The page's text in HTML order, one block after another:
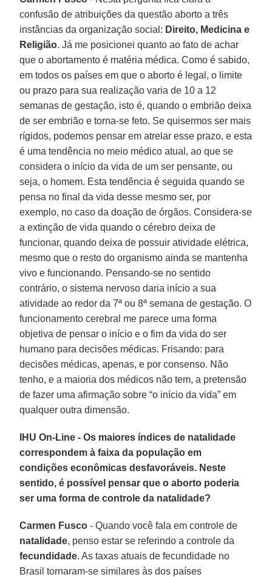
confusão de atribuições da questão aborto a três
instâncias da organização social: Direito, Medicina e
Religião. Já me posicionei quanto ao fato de achar
que o abortamento é matéria médica. Como é sabido,
em todos os países em que o aborto é legal, o limite
ou prazo para sua realização varia de 10 a 12
semanas de gestação, isto é, quando o embrião deixa
de ser embrião e torna-se feto. Se quisermos ser mais
rígidos, podemos pensar em atrelar esse prazo, e esta
é uma tendência no meio médico atual, ao que se
considera o início da vida de um ser pensante, ou
seja, o homem. Esta tendência é seguida quando se
pensa no final da vida desse mesmo ser, por
exemplo, no caso da doação de órgãos. Considera-se
a extinção de vida quando o cérebro deixa de
funcionar, quando deixa de possuir atividade elétrica,
mesmo que o resto do organismo ainda se mantenha
vivo e funcionando. Pensando-se no sentido
contrário, o sistema nervoso daria início a sua
atividade ao redor da 7ª ou 8ª semana de gestação. O
funcionamento cerebral me parece uma forma
objetiva de pensar o início e o fim da vida do ser
humano para decisões médicas. Frisando: para
decisões médicas, apenas, e por consenso. Não
tenho, e a maioria dos médicos não tem, a pretensão
de fazer uma afirmação sobre “o início da vida” em
qualquer outra dimensão.
IHU On-Line - Os maiores índices de natalidade
correspondem à faixa da população em
condições econômicas desfavoráveis. Neste
sentido, é possível pensar que o aborto poderia
ser uma forma de controle da natalidade?
Carmen Fusco - Quando você fala em controle de
natalidade, penso estar se referindo a controle da
fecundidade. As taxas atuais de fecundidade no
Brasil tornaram-se similares às dos países